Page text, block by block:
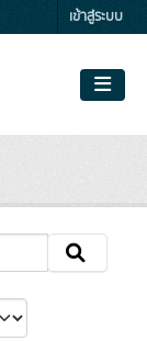
เข้าสู่ระบบ